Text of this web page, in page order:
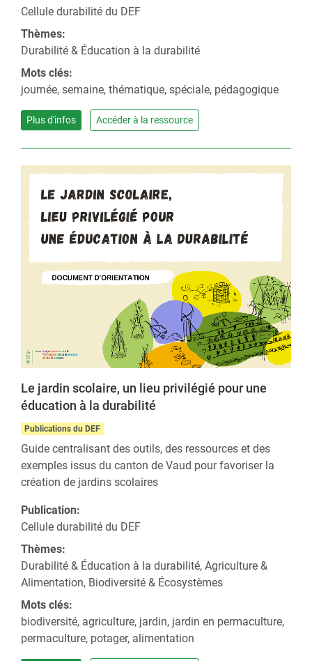
Cellule durabilité du DEF
Thèmes:
Durabilité & Éducation à la durabilité
Mots clés:
journée, semaine, thématique, spéciale, pédagogique
Plus d'infos Accéder à la ressource
Le jardin scolaire, un lieu privilégié pour une
éducation à la durabilité
Publications du DEF
Guide centralisant des outils, des ressources et des
exemples issus du canton de Vaud pour favoriser la
création de jardins scolaires
Publication:
Cellule durabilité du DEF
Thèmes:
Durabilité & Éducation à la durabilité, Agriculture &
Alimentation, Biodiversité & Écosystèmes
Mots clés:
biodiversité, agriculture, jardin, jardin en permaculture,
permaculture, potager, alimentation